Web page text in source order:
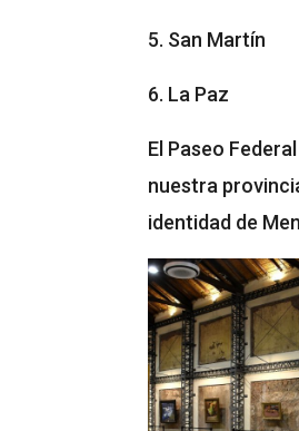
5. San Martín
6. La Paz
El Paseo
nuestra
identidad de